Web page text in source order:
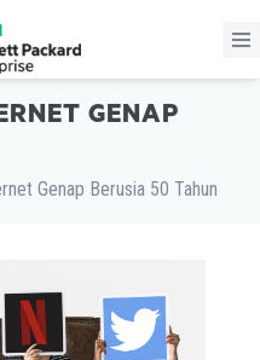
GENAP
Genap Berusia 50 Tahun